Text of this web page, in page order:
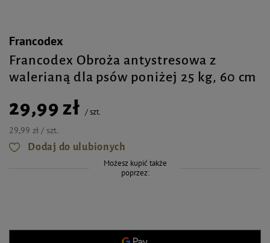
Francodex
Francodex Obroża antystresowa z
walerianą dla psów poniżej 25 kg, 60 cm
29,99 zł /szt.
29,99 zł / szt.
Dodaj do ulubionych
Możesz kupić także
poprzez: